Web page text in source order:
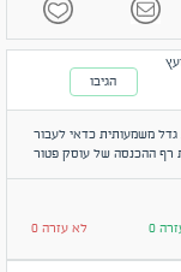
הגיבו
משמעותית כדאי לעבור
רף ההכנסה של עוסק פטור
0 לא עזרה 0